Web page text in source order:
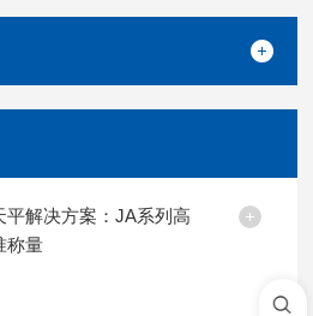
平解决方案：JA系列高
称量